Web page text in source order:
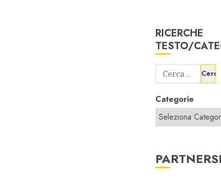
RICERCHE
TESTO/
Ricerca
per:
Categorie